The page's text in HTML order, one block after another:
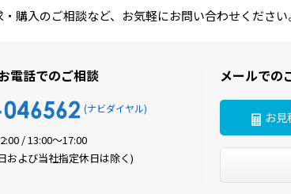
購入のご相談など、お気軽にお問い合わせください
電話でのご相談
(ナビダイヤル)
/ 13:00〜17:00
および当社指定休日は除く)
メールでの
お見